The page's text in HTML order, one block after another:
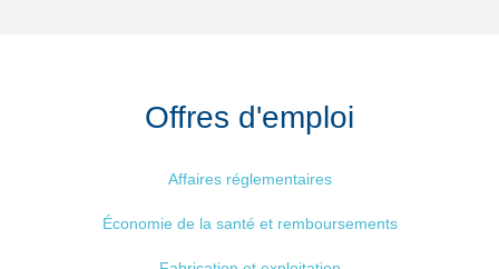
Offres d'emploi
Affaires réglementaires
Économie de la santé et remboursements